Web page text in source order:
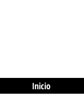
Inicio